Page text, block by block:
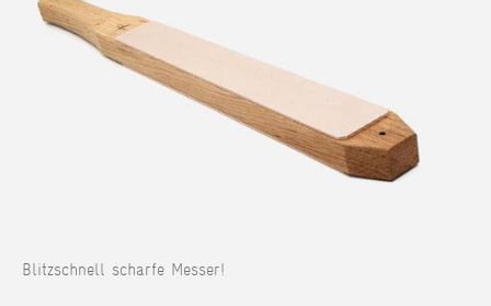
Blitzschnell scharfe Messer!